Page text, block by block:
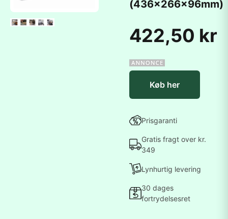
(436x266x96mm)
422,50 kr
Køb her
Prisgaranti
Gratis fragt over kr.
349
Lynhurtig levering
30 dages
fortrydelsesret